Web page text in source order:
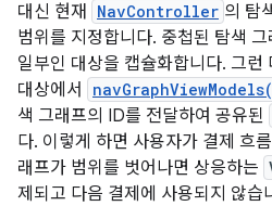
대신 현재
NavController 의 탐
범위를 지정합니다. 중첩된 탐색
일부인 대상을 캡슐화합니다. 그런
대상에서
색 그래프의 ID를 전달하여 공유된
다. 이렇게 하면 사용자가 결제 흐
래프가 범위를 벗어나면 상응하는
제되고 다음 결제에 사용되지 않습